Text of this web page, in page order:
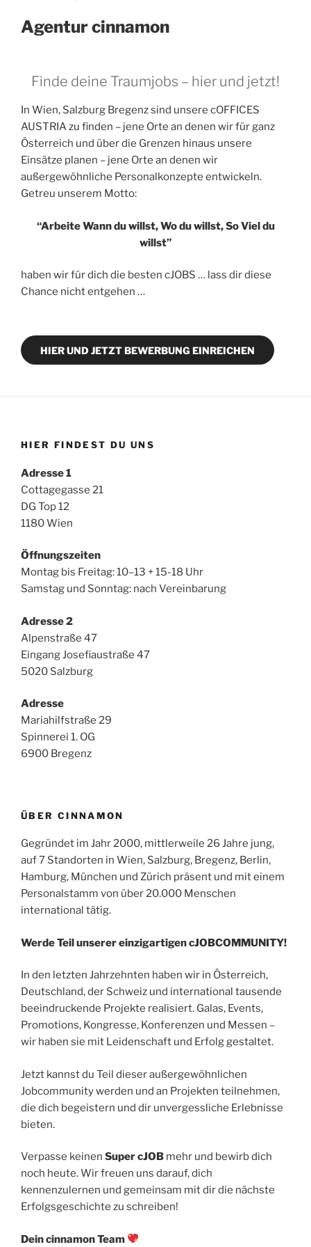
Agentur cinnamon
Finde deine Traumjobs – hier und jetzt!
In Wien, Salzburg Bregenz sind unsere cOFFICES
AUSTRIA zu finden – jene Orte an denen wir für ganz
Österreich und über die Grenzen hinaus unsere
Einsätze planen – jene Orte an denen wir
außergewöhnliche Personalkonzepte entwickeln.
Getreu unserem Motto:
“Arbeite Wann du willst, Wo du willst, So Viel du
willst”
haben wir für dich die besten cJOBS … lass dir diese
Chance nicht entgehen …
HIER UND JETZT BEWERBUNG EINREICHEN
HIER FINDEST DU UNS
Adresse 1
Cottagegasse 21
DG Top 12
1180 Wien
Öffnungszeiten
Montag bis Freitag: 10–13 + 15-18 Uhr
Samstag und Sonntag: nach Vereinbarung
Adresse 2
Alpenstraße 47
Eingang Josefiaustraße 47
5020 Salzburg
Adresse
Mariahilfstraße 29
Spinnerei 1. OG
6900 Bregenz
ÜBER CINNAMON
Gegründet im Jahr 2000, mittlerweile 26 Jahre jung,
auf 7 Standorten in Wien, Salzburg, Bregenz, Berlin,
Hamburg, München und Zürich präsent und mit einem
Personalstamm von über 20.000 Menschen
international tätig.
Werde Teil unserer einzigartigen cJOBCOMMUNITY!
In den letzten Jahrzehnten haben wir in Österreich,
Deutschland, der Schweiz und international tausende
beeindruckende Projekte realisiert. Galas, Events,
Promotions, Kongresse, Konferenzen und Messen –
wir haben sie mit Leidenschaft und Erfolg gestaltet.
Jetzt kannst du Teil dieser außergewöhnlichen
Jobcommunity werden und an Projekten teilnehmen,
die dich begeistern und dir unvergessliche Erlebnisse
bieten.
Verpasse keinen Super cJOB mehr und bewirb dich
noch heute. Wir freuen uns darauf, dich
kennenzulernen und gemeinsam mit dir die nächste
Erfolgsgeschichte zu schreiben!
Dein cinnamon Team